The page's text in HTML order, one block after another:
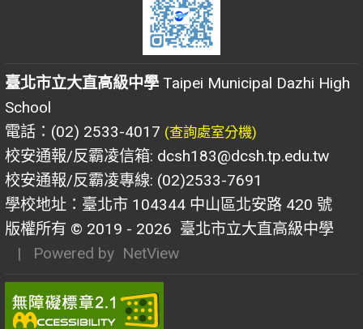
臺北市立大直高級中學 Taipei Municipal Dazhi High
School
電話：(02) 2533-4017 (查詢處室分機)
校安通報/反霸凌信箱: dcsh183@dcsh.tp.edu.tw
校安通報/反霸凌專線: (02)2533-7691
學校地址：臺北市 104344 中山區北安路 420 號
版權所有 © 2019 - 2026 臺北市立大直高級中學
| Powered by NetView